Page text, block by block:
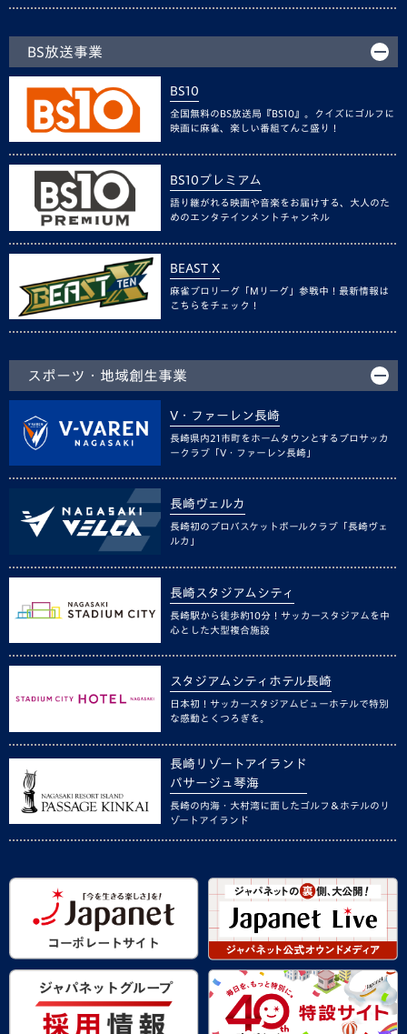
BS放送事業
BS10
全国無料のBS放送局『BS10』。クイズにゴルフに
映画に麻雀、楽しい番組てんこ盛り！
BS10プレミアム
語り継がれる映画や音楽をお届けする、大人のた
めのエンタテインメントチャンネル
BEAST X
麻雀プロリーグ「Mリーグ」参戦中！最新情報は
こちらをチェック！
スポーツ・地域創生事業
V・ファーレン長崎
長崎県内21市町をホームタウンとするプロサッカ
ークラブ「V・ファーレン長崎」
長崎ヴェルカ
長崎初のプロバスケットボールクラブ「長崎ヴェ
ルカ」
長崎スタジアムシティ
長崎駅から徒歩約10分！サッカースタジアムを中
心とした大型複合施設
スタジアムシティホテル長崎
日本初！サッカースタジアムビューホテルで特別
な感動とくつろぎを。
長崎リゾートアイランド
パサージュ琴海
長崎の内海・大村湾に面したゴルフ＆ホテルのリ
ゾートアイランド